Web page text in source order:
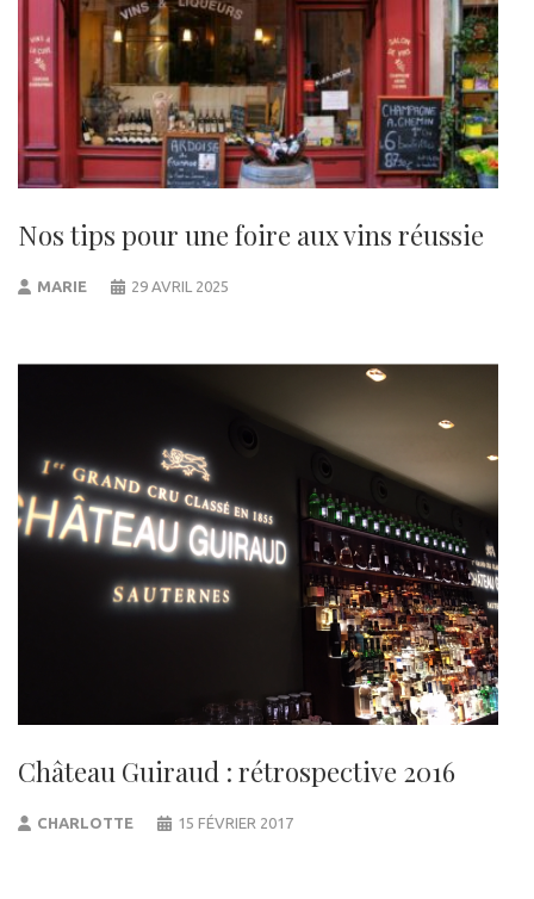
Nos tips pour une foire aux vins réussie
MARIE 29 AVRIL 2025
Château Guiraud : rétrospective 2016
CHARLOTTE 15 FÉVRIER 2017